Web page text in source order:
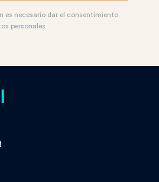
es necesario dar el consentimiento
personales